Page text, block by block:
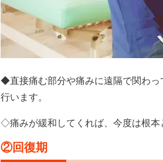
◆直接痛む部分や痛みに遠隔で関わっ
行います。
◇痛みが緩和してくれば、今度は根本
②回復期